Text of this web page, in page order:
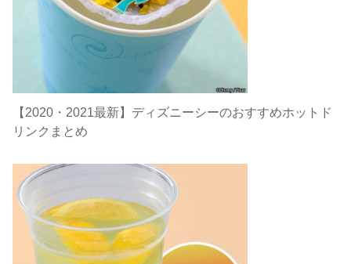
【2020・2021最新】ディズニーシーのおすすめホットド
リンクまとめ